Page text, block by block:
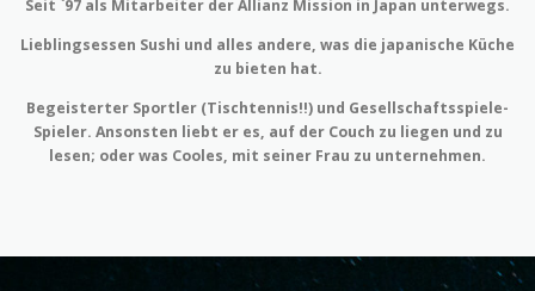
Seit `97 als Mitarbeiter der Allianz Mission in Japan unterwegs.
Lieblingsessen Sushi und alles andere, was die japanische Küche
zu bieten hat.
Begeisterter Sportler (Tischtennis!!) und Gesellschaftsspiele-
Spieler. Ansonsten liebt er es, auf der Couch zu liegen und zu
lesen; oder was Cooles, mit seiner Frau zu unternehmen.